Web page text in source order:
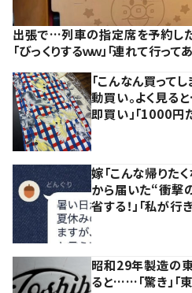
出張で…列車の指定席を予約
「びっくりするｗｗ」「連れて行って
「こんなん買って
動買い。よく見る
即買い」「1000円
嫁「こんな帰りた
から届いた“衝撃
省する！」「私が行
昭和29年製造の
ると……「驚き」「